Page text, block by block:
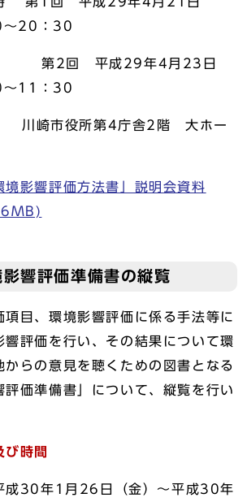
～20：30
成29年4月23日
～11：30
役所第4庁舎2階 大ホー
境影響評価方法書」説明会資料
響評価準備書の縦覧
目、環境影響評価に係る手法等に
響評価を行い、その結果について環
からの意見を聴くための図書となる
評価準備書」について、縦覧を行い
時間
年1月26日（金）～平成30年